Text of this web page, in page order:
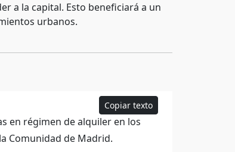
a la capital. Esto beneficiará a un
urbanos.
Copiar texto
en régimen de alquiler en los
Comunidad de Madrid.